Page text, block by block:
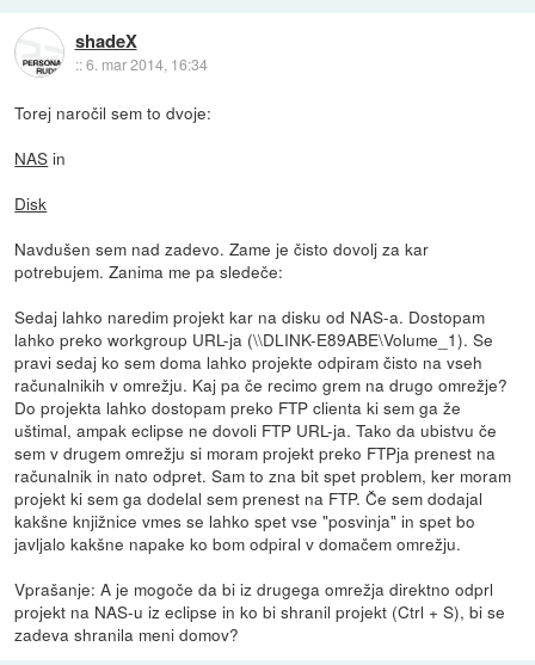
shadeX
::6. mar 2014, 16:34
Torej naročil sem to dvoje:
NAS in
Disk
Navdušen sem nad zadevo. Zame je čisto dovolj za kar
potrebujem. Zanima me pa sledeče:
Sedaj lahko naredim projekt kar na disku od NAS-a. Dostopam
lahko preko workgroup URL-ja (\\DLINK-E89ABE\Volume_1). Se
pravi sedaj ko sem doma lahko projekte odpiram čisto na vseh
računalnikih v omrežju. Kaj pa če recimo grem na drugo omrežje?
Do projekta lahko dostopam preko FTP clienta ki sem ga že
uštimal, ampak eclipse ne dovoli FTP URL-ja. Tako da ubistvu če
sem v drugem omrežju si moram projekt preko FTPja prenest na
računalnik in nato odpret. Sam to zna bit spet problem, ker moram
projekt ki sem ga dodelal sem prenest na FTP. Če sem dodajal
kakšne knjižnice vmes se lahko spet vse "posvinja" in spet bo
javljalo kakšne napake ko bom odpiral v domačem omrežju.
Vprašanje: A je mogoče da bi iz drugega omrežja direktno odprl
projekt na NAS-u iz eclipse in ko bi shranil projekt (Ctrl + S), bi se
zadeva shranila meni domov?